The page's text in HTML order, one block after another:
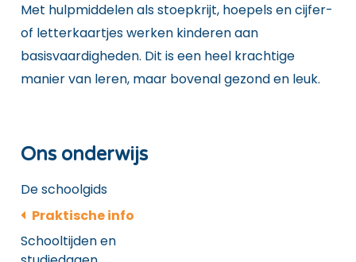
Met hulpmiddelen als stoepkrijt, hoepels en cijfer-
of letterkaartjes werken kinderen aan
basisvaardigheden. Dit is een heel krachtige
manier van leren, maar bovenal gezond en leuk.
Ons onderwijs
De schoolgids
Praktische info
Schooltijden en